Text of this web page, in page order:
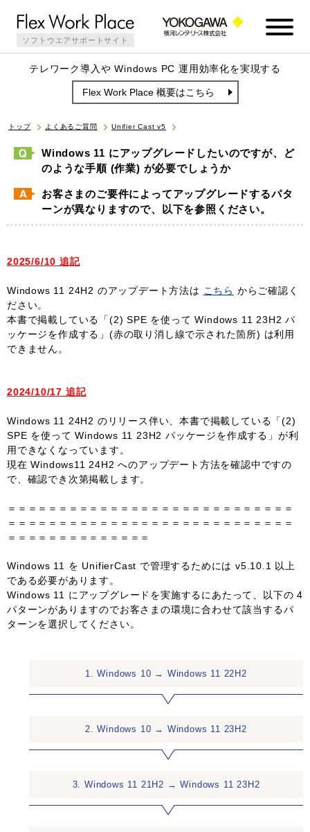
ソフトウエアサポートサイト
テレワーク導入や Windows PC 運用効率化を実現する
Flex Work Place 概要はこちら
トップ よくあるご質問 Unifier Cast v5
Windows 11 にアップグレードしたいのですが、ど
のような手順 (作業) が必要でしょうか
お客さまのご要件によってアップグレードするパタ
ーンが異なりますので、以下を参照ください。
2025/6/10 追記
Windows 11 24H2 のアップデート方法は こちら からご確認く
ださい。
本書で掲載している「(2) SPE を使って Windows 11 23H2 パ
ッケージを作成する」(赤の取り消し線で示された箇所) は利用
できません。
2024/10/17 追記
Windows 11 24H2 のリリース伴い、本書で掲載している「(2)
SPE を使って Windows 11 23H2 パッケージを作成する」が利
用できなくなっています。
現在 Windows11 24H2 へのアップデート方法を確認中ですの
で、確認でき次第掲載します。
＝＝＝＝＝＝＝＝＝＝＝＝＝＝＝＝＝＝＝＝＝＝＝＝＝＝＝＝
＝＝＝＝＝＝＝＝＝＝＝＝＝＝＝＝＝＝＝＝＝＝＝＝＝＝＝＝
＝＝＝＝＝＝＝＝＝＝＝＝＝＝
Windows 11 を UnifierCast で管理するためには v5.10.1 以上
である必要があります。
Windows 11 にアップグレードを実施するにあたって、以下の 4
パターンがありますのでお客さまの環境に合わせて該当するパ
ターンを選択してください。
1. Windows 10 → Windows 11 22H2
2. Windows 10 → Windows 11 23H2
3. Windows 11 21H2 → Windows 11 23H2